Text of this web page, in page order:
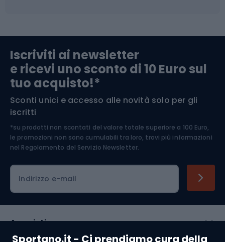
Sportano.it - Ci prendiamo cura della
Abbigliamento da escursionismo
Componenti per biciclette
Arrampicata
Medicina dello sport
Abbigliamento ciclistico
Iscriviti ai newsletter
e ricevi uno sconto di 10 Euro sul
tuo acquisto!*
Sconti unici e accesso alle novità solo per gli
iscritti
*su prodotti non scontati del valore totale superiore a 100 Euro,
le promozioni non sono cumulabili tra loro, trovi più informazioni
nel Regolamento del Servizio Newsletter.
Indirizzo e-mail
Acquisti